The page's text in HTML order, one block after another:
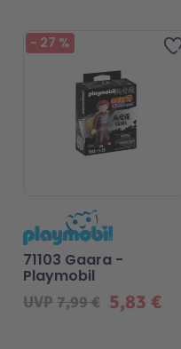
- 27 %
Beliebt
5,83 €
UVP7,99 €
71103 Gaara -
Playmobil